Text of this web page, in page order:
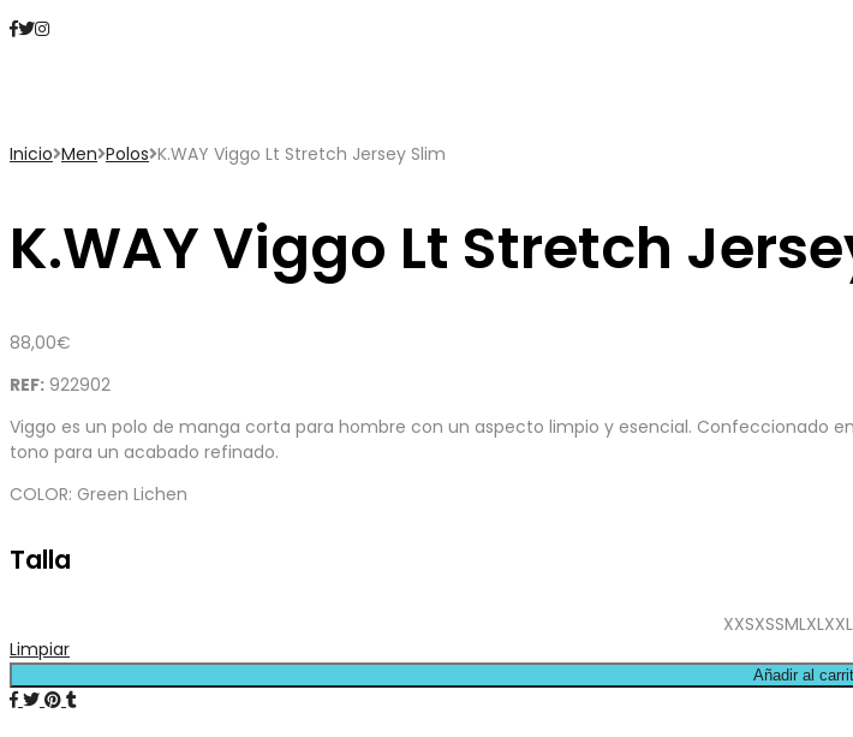
Inicio Men Polos K.WAY Viggo Lt Stretch Jersey Slim
K.WAY Viggo Lt Stretch
88,00€
REF: 922902
Viggo es un polo de manga corta para hombre con un aspecto limpio y esencial. Confeccionado
tono para un acabado refinado.
COLOR: Green Lichen
Talla
XXSXSSMLXLXXL
Limpiar
Añadir al